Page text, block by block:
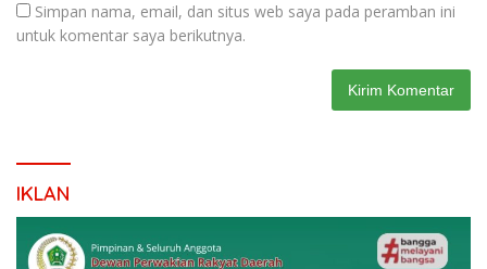
Simpan nama, email, dan situs web saya pada peramban ini
untuk komentar saya berikutnya.
IKLAN